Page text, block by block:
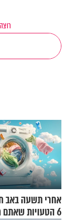
אחרי תשעה באב
6 הטעויות שאתם